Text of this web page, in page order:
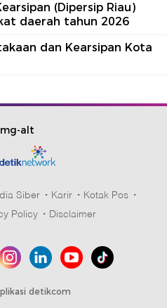
(Dipersip Riau)
daerah tahun 2026
dan Kearsipan Kota
Siber Karir
Kotak Pos
Policy Disclaimer
detikcom